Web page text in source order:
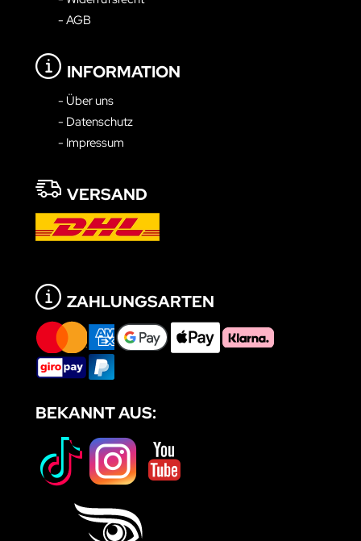
- AGB
INFORMATION
- Über uns
- Datenschutz
- Impressum
VERSAND
ZAHLUNGSARTEN
BEKANNT AUS: